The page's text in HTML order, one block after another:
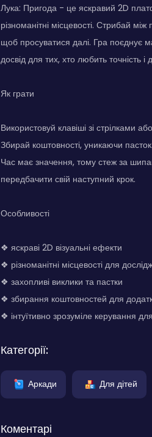
Лука: Пригода - це яскравий 2D
різноманітні місцевості. Стрибай
щоб просуватися далі. Гра поєднує
досвід для тих, хто любить точність
Як грати
Використовуй клавіші зі стрілками
Збирай коштовності, уникаючи
Час має значення, тому стеж за
передбачити свій наступний крок.
Особливості
❖ яскраві 2D візуальні ефекти
❖ різноманітні місцевості для
❖ захопливі виклики та пастки
❖ збирання коштовностей для
❖ інтуїтивно зрозуміле керування
Категорії:
Аркади Для дітей
Коментарі